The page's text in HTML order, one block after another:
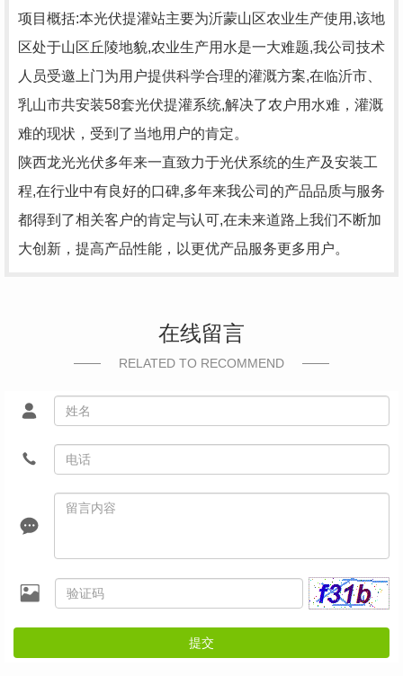
项目概括:本光伏提灌站主要为沂蒙山区农业生产使用,该地
区处于山区丘陵地貌,农业生产用水是一大难题,我公司技术
人员受邀上门为用户提供科学合理的灌溉方案,在临沂市、
乳山市共安装58套光伏提灌系统,解决了农户用水难，灌溉
难的现状，受到了当地用户的肯定。
陕西龙光光伏多年来一直致力于光伏系统的生产及安装工
程,在行业中有良好的口碑,多年来我公司的产品品质与服务
都得到了相关客户的肯定与认可,在未来道路上我们不断加
大创新，提高产品性能，以更优产品服务更多用户。
在线留言
RELATED TO RECOMMEND
提交